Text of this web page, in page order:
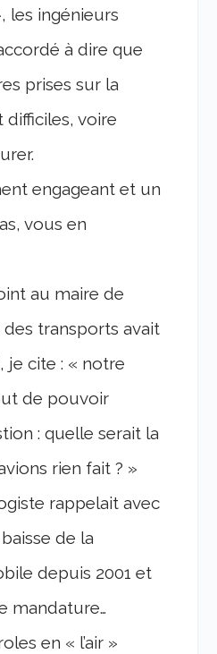
les ingénieurs
à dire que
prises sur la
difficiles, voire
engageant et un
vous en
au maire de
des transports avait
je cite : « notre
de pouvoir
: quelle serait la
rien fait ? »
rappelait avec
de la
depuis 2001 et
mandature…
en « l’air »